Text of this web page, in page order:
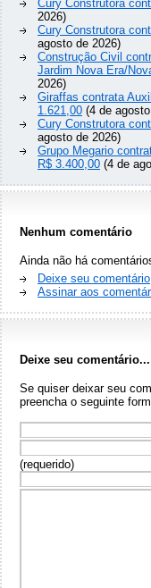
Cury Construtora
2026)
Cury Construtora
agosto de 2026)
Construção Civil
Jardim Nova Era/
2026)
Giraffas contrata
1.621,00 (4 de
Cury Construtora
agosto de 2026)
Grupo Megario
R$ 3.400,00 (4 de
Nenhum comentário
Ainda não há
Deixe seu comentário
Assinar aos
Deixe seu comentário...
Se quiser deixar seu
preencha o seguinte
(requerido)